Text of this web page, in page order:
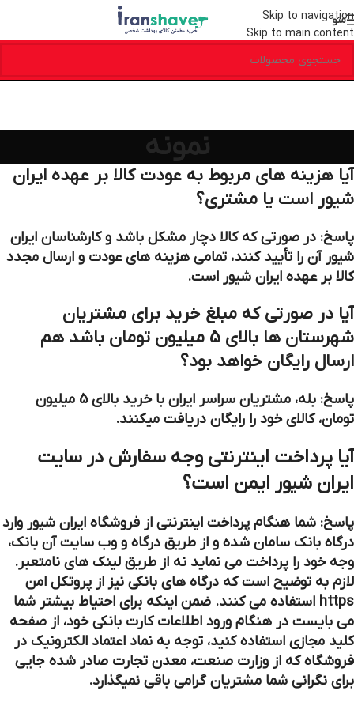
Skip to navigation
Skip to main content
منو
نمونه
آیا هزینه های مربوط به عودت کالا بر عهده ایران
شیور است یا مشتری؟
پاسخ: در صورتی که کالا دچار مشکل باشد و کارشناسان ایران
شیور آن را تأیید کنند، تمامی هزینه های عودت و ارسال مجدد
کالا بر عهده ایران شیور است.
آیا در صورتی که مبلغ خرید برای مشتریان
شهرستان ها بالای 5 میلیون تومان باشد هم
ارسال رایگان خواهد بود؟
پاسخ: بله، مشتریان سراسر ایران با خرید بالای 5 میلیون
تومان، کالای خود را رایگان دریافت میکنند.
آیا پرداخت اینترنتی وجه سفارش در سایت
ایران شیور ایمن است؟
پاسخ: شما هنگام پرداخت اینترنتی از فروشگاه ایران شیور وارد
درگاه بانک سامان شده و از طریق درگاه و وب سایت آن بانک،
وجه خود را پرداخت می نماید نه از طریق لینک های نامتعبر.
لازم به توضیح است که درگاه های بانکی نیز از پروتکل امن
https استفاده می کنند. ضمن اینکه برای احتیاط بیشتر شما
می بایست در هنگام ورود اطلاعات کارت بانکی خود، از صفحه
کلید مجازی استفاده کنید، توجه به نماد اعتماد الکترونیک در
فروشگاه که از وزارت صنعت، معدن تجارت صادر شده جایی
برای نگرانی شما مشتریان گرامی باقی نمیگذارد.